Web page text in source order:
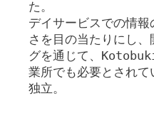
た。
デイサービスでの情
さを目の当たりにし、
グを通じて、
業所でも必要とされ
独立。